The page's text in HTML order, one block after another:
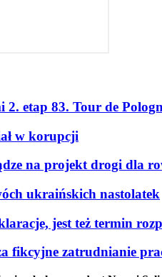
2. etap 83. Tour de
w korupcji
na projekt drogi dla
ukraińskich nastolatek
jest też termin
fikcyjne zatrudnianie